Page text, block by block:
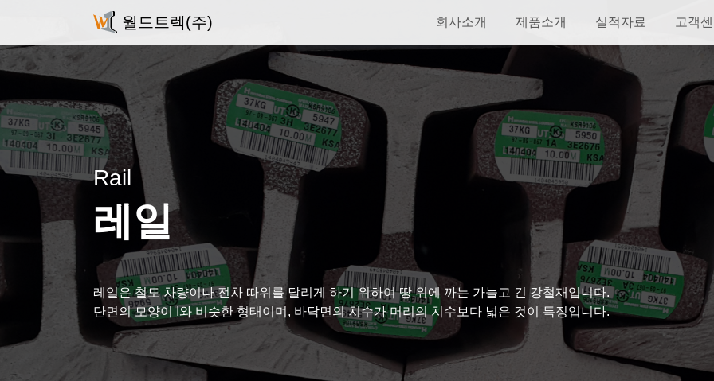
월드트렉(주) 회사소개 제품소개 실적자료 고객
Rail
레일
레일은 철도 차량이나 전차 따위를 달리게 하기 위하여 땅 위에 까는 가늘고 긴 강철재입니다.
단면의 모양이 I와 비슷한 형태이며, 바닥면의 치수가 머리의 치수보다 넓은 것이 특징입니다.